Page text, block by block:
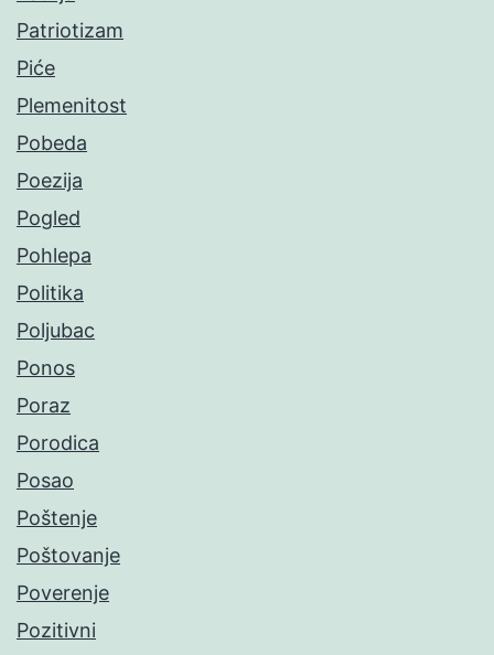
Patriotizam
Piće
Plemenitost
Pobeda
Poezija
Pogled
Pohlepa
Politika
Poljubac
Ponos
Poraz
Porodica
Posao
Poštenje
Poštovanje
Poverenje
Pozitivni